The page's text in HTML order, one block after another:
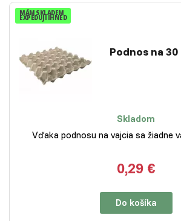
MÁM SKLADEM
EXPEDUJI IHNED
Podnos na
Skladom
Vďaka podnosu na vajcia sa žiadne
0,29 €
Do košíka